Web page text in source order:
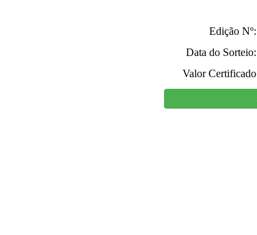
Edição Nº:
Data do Sorteio:
Valor Certificado